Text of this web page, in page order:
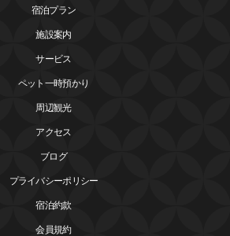
宿泊プラン
施設案内
サービス
ペット一時預かり
周辺観光
アクセス
ブログ
プライバシーポリシー
宿泊約款
会員規約